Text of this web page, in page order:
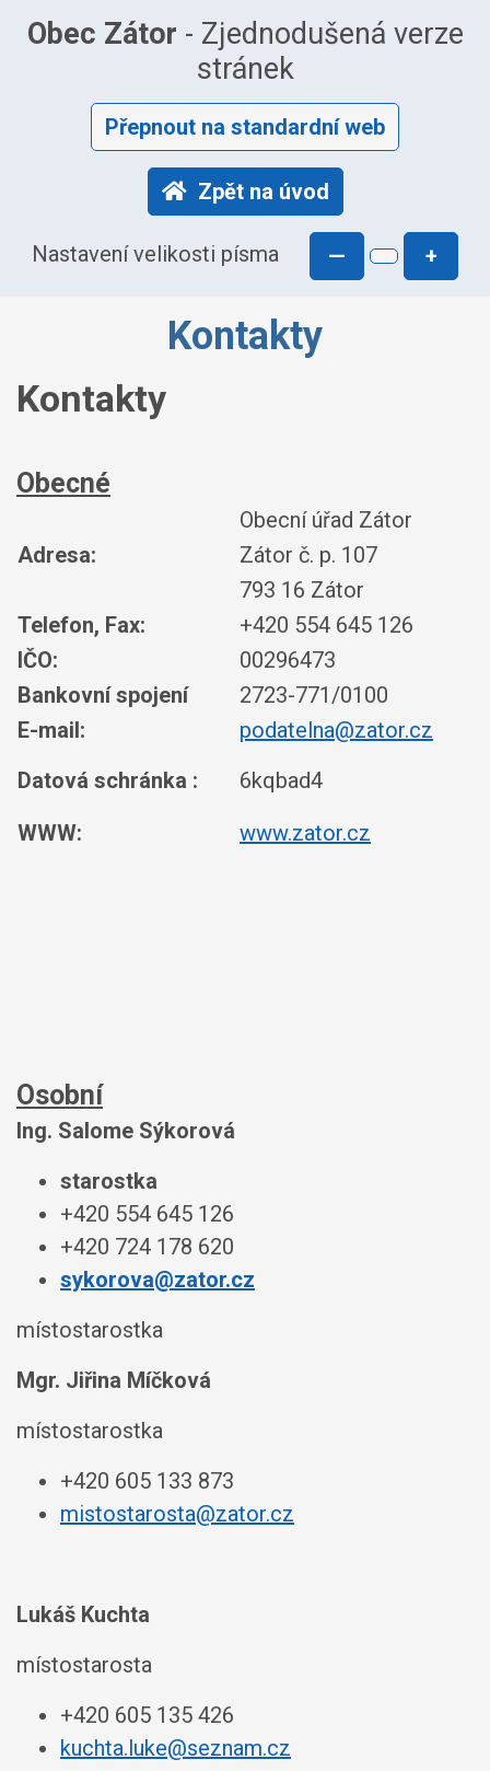
Obec Zátor - Zjednodušená verze
stránek
Přepnout na standardní web
Zpět na úvod
Nastavení velikosti písma — +
Kontakty
Kontakty
Obecné
Adresa:
Obecní úřad Zátor
Zátor č. p. 107
793 16 Zátor
Telefon, Fax:
+420 554 645 126
IČO:
00296473
Bankovní spojení
2723-771/0100
E-mail:
Datová schránka :
podatelna@zator.cz
6kqbad4
WWW:
www.zator.cz
Osobní
Ing. Salome Sýkorová
starostka
+420 554 645 126
+420 724 178 620
sykorova@zator.cz
místostarostka
Mgr. Jiřina Míčková
místostarostka
+420 605 133 873
mistostarosta@zator.cz
Lukáš Kuchta
místostarosta
+420 605 135 426
kuchta.luke@seznam.cz